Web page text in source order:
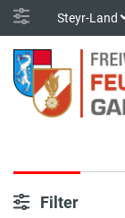
Steyr-Land
Filter